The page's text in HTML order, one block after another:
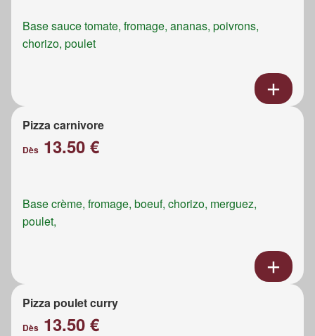
Base sauce tomate, fromage, ananas, poivrons,
chorizo, poulet
Pizza carnivore
Dès 13.50 €
Base crème, fromage, boeuf, chorizo, merguez,
poulet,
Pizza poulet curry
Dès 13.50 €